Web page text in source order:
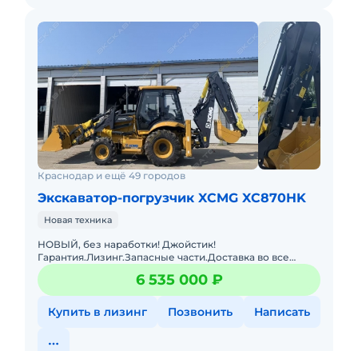
Краснодар и ещё 49 городов
Экскаватор-погрузчик XCMG XC870HK
Новая техника
НОВЫЙ, без наработки! Джойстик!
Гарантия.Лизинг.Запасные части.Доставка во все
регионы. Много разной техники в наличии! Подберем
и привезем под заказ технику по
6 535 000 ₽
Купить в лизинг Позвонить Написать